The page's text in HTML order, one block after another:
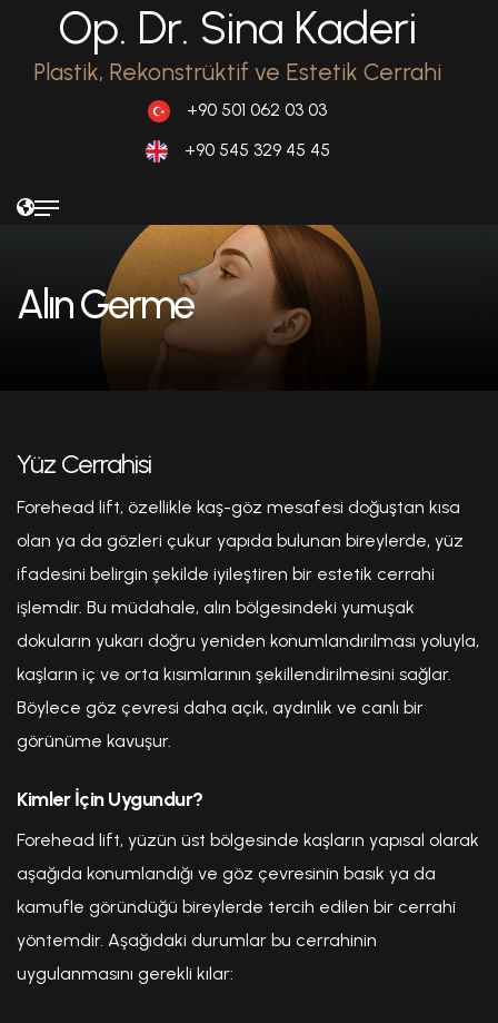
Op. Dr. Sina Kaderi
Plastik, Rekonstrüktif ve Estetik Cerrahi
+90 501 062 03 03
+90 545 329 45 45
Alın Germe
Yüz Cerrahisi
Forehead lift, özellikle kaş-göz mesafesi doğuştan kısa
olan ya da gözleri çukur yapıda bulunan bireylerde, yüz
ifadesini belirgin şekilde iyileştiren bir estetik cerrahi
işlemdir. Bu müdahale, alın bölgesindeki yumuşak
dokuların yukarı doğru yeniden konumlandırılması yoluyla,
kaşların iç ve orta kısımlarının şekillendirilmesini sağlar.
Böylece göz çevresi daha açık, aydınlık ve canlı bir
görünüme kavuşur.
Kimler İçin Uygundur?
Forehead lift, yüzün üst bölgesinde kaşların yapısal olarak
aşağıda konumlandığı ve göz çevresinin basık ya da
kamufle göründüğü bireylerde tercih edilen bir cerrahi
yöntemdir. Aşağıdaki durumlar bu cerrahinin
uygulanmasını gerekli kılar: